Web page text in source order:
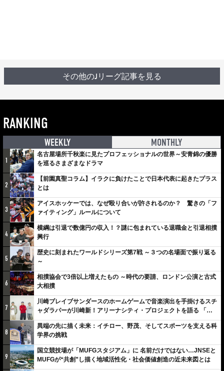
その他のJリーグ記事を見る
RANKING
WEEKLY MONTHLY
1
名古屋場所千秋楽に見たプロフェッショナルの世界～安青錦の優勝
を巡るさまざまなドラマ
2
【前園真聖コラム】イラクに負けたことで日本代表に起きたプラス
とは
3
アイスホッケーでは、なぜ殴り合いが許されるのか？ 驚きの「フ
ァイティング」ルールについて
4
横綱は引退で数億円の収入！？謎に包まれている退職金と引退相撲
興行
5
歴史に刻まれたワールドシリーズ第7戦 ～３つの名場面で振り返る
～
6
相撲協会で3倍以上増えたもの ～時代の要請、ロンドン公演と古式
大相撲
7
川崎ブレイブサンダースのホームゲームで音楽演出を手掛けるスチ
ャダラパーが川崎新！アリーナシティ・プロジェクトを語る 「楽
しみでしかないでしょ。川崎は、ずっと成長曲線だから」
8
異端の先に描く未来：イチロー、野茂、そしてスポーツを支える科
学界の挑戦
9
国立競技場が「MUFGスタジアム」に 名前だけではない…JNSEと
MUFGが“共創”し描く地域活性化・社会価値創造の近未来図とは